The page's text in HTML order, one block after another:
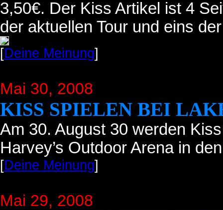
3,50€. Der Kiss Artikel ist 4
der aktuellen Tour und eins
[Deine Meinung]
Mai 30, 2008
KISS SPIELEN BEI
Am 30. August 30 werden
Harvey’s Outdoor Arena in
[Deine Meinung]
Mai 29, 2008